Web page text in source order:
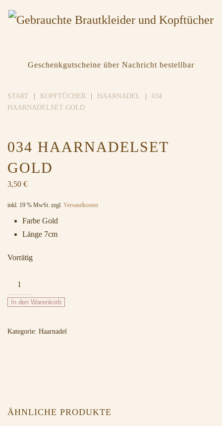
Geschenkgutscheine über Nachricht bestellbar
START KOPFTÜCHER HAARNADEL
034
HAARNADELSET GOLD
034 HAARNADELSET
GOLD
3,50 €
inkl. 19 % MwSt. zzgl. Versandkosten
Farbe Gold
Länge 7cm
Vorrätig
034
Haarnadelset
Gold
In den Warenkorb
Kategorie: Haarnadel
ÄHNLICHE PRODUKTE